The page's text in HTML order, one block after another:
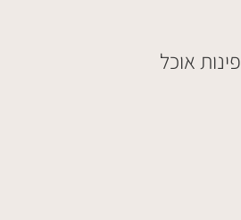
פינות אוכל